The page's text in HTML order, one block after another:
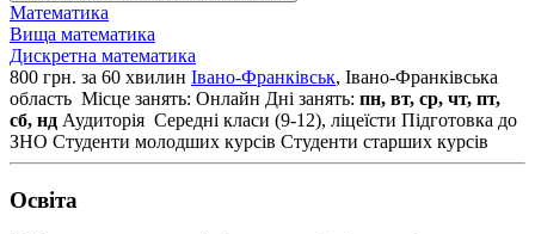
Математика
Вища математика
Дискретна математика
800 грн. за 60 хвилин Івано-Франківськ, Івано-Франківська
область Місце занять: Онлайн Дні занять: пн, вт, ср, чт, пт,
сб, нд Аудиторія Середні класи (9-12), ліцеїсти Підготовка до
ЗНО Студенти молодших курсів Студенти старших курсів
Освiта